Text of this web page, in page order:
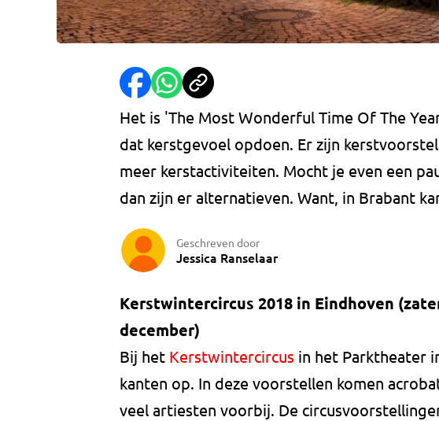
Het is 'The Most Wonderful Time Of The
dat kerstgevoel opdoen. Er zijn
meer kerstactiviteiten. Mocht je even een
dan zijn er alternatieven. Want, in Brabant
Geschreven door
Jessica Ranselaar
Kerstwintercircus 2018 in Eindhoven
december)
Bij het Kerstwintercircus in het Parktheater
kanten op. In deze voorstellen komen
veel artiesten voorbij. De